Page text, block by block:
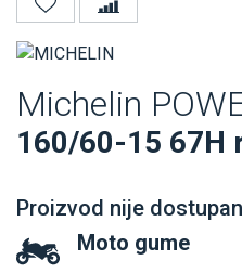
Michelin
160/60-15 67H
Proizvod nije dostupan
Moto gume